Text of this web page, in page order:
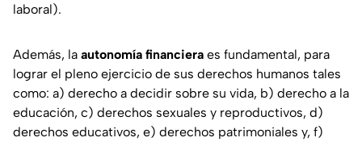
laboral).
Además, la autonomía financiera es fundamental, para
lograr el pleno ejercicio de sus derechos humanos tales
como: a) derecho a decidir sobre su vida, b) derecho a la
educación, c) derechos sexuales y reproductivos, d)
derechos educativos, e) derechos patrimoniales y, f)